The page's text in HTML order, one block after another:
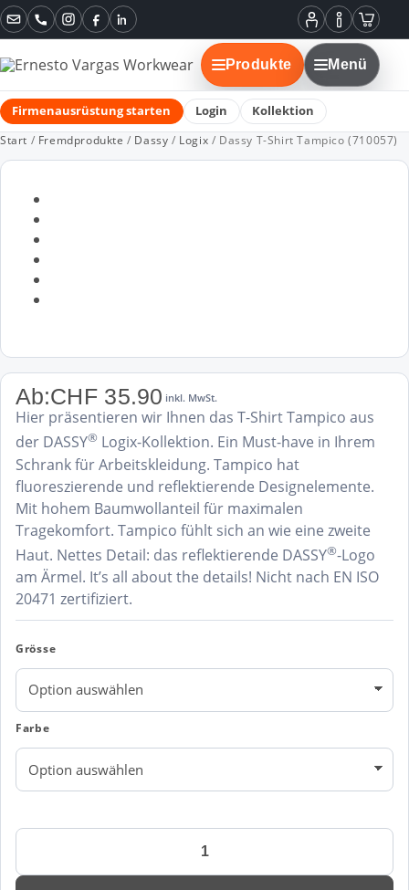
Mein
Konto
Informationen
Instagram
FacebookLinkedIn
Produkte Menü
Firmenausrüstung starten Login Kollektion
Start / Fremdprodukte / Dassy / Logix / Dassy T-Shirt Tampico (710057)
Ab:CHF35.90 inkl. MwSt.
Hier präsentieren wir Ihnen das T-Shirt Tampico aus
der DASSY® Logix-Kollektion. Ein Must-have in Ihrem
Schrank für Arbeitskleidung. Tampico hat
fluoreszierende und reflektierende Designelemente.
Mit hohem Baumwollanteil für maximalen
Tragekomfort. Tampico fühlt sich an wie eine zweite
Haut. Nettes Detail: das reflektierende DASSY®-Logo
am Ärmel. It’s all about the details! Nicht nach EN ISO
20471 zertifiziert.
Grösse
Farbe
Dassy
Shirt